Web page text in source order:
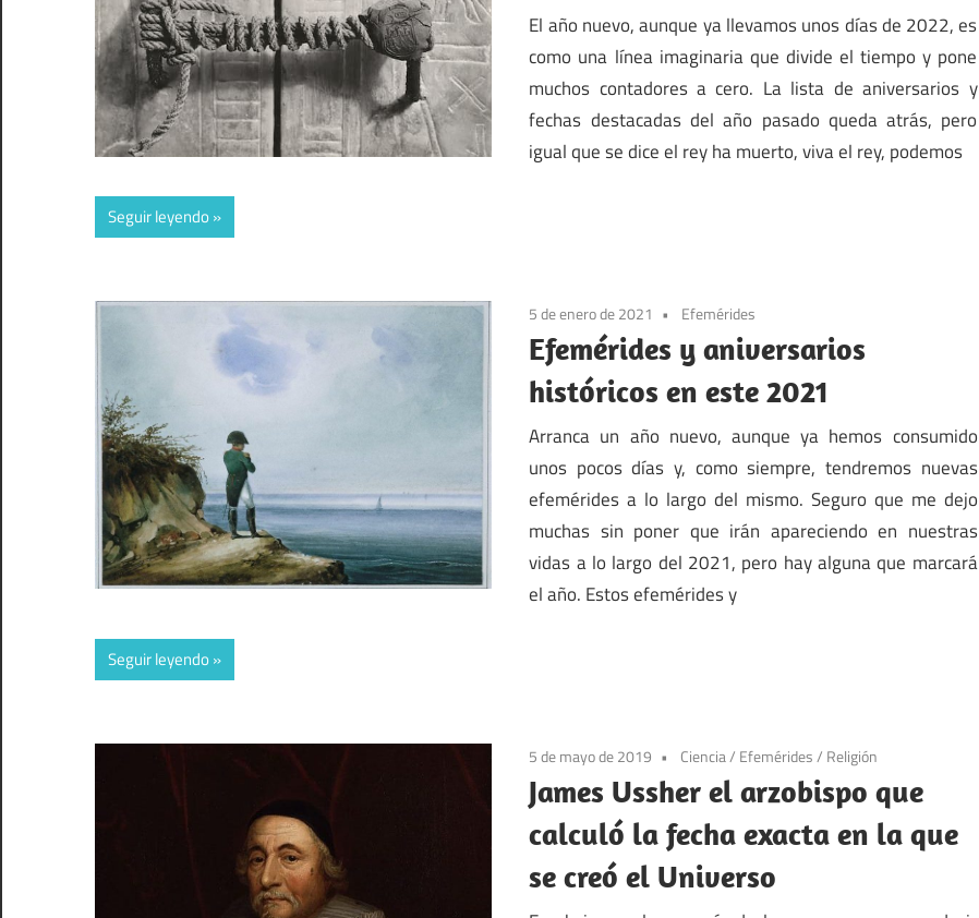
El año nuevo, aunque ya llevamos unos días de 2022, es
como una línea imaginaria que divide el tiempo y pone
muchos contadores a cero. La lista de aniversarios y
fechas destacadas del año pasado queda atrás, pero
igual que se dice el rey ha muerto, viva el rey, podemos
Seguir leyendo
5 de enero de 2021 Efemérides
Efemérides y aniversarios
históricos en este 2021
Arranca un año nuevo, aunque ya hemos consumido
unos pocos días y, como siempre, tendremos nuevas
efemérides a lo largo del mismo. Seguro que me dejo
muchas sin poner que irán apareciendo en nuestras
vidas a lo largo del 2021, pero hay alguna que marcará
el año. Estos efemérides y
Seguir leyendo
5 de mayo de 2019 Ciencia/ Efemérides/ Religión
James Ussher el arzobispo que
calculó la fecha exacta en la que
se creó el Universo